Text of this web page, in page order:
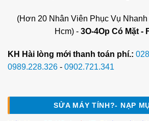
(Hơn 20 Nhân Viên Phục Vụ Nhanh
Hcm) - 3O-4Op Có Mặt -
KH Hài lòng mới thanh toán phí.:
0989.228.326 - 0902.721.341
SỬA MÁY TÍNH?- NẠP